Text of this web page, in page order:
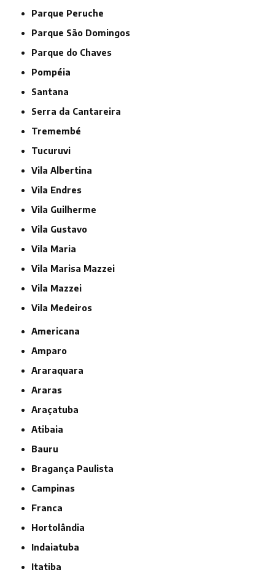
Parque Peruche
Parque São Domingos
Parque do Chaves
Pompéia
Santana
Serra da Cantareira
Tremembé
Tucuruvi
Vila Albertina
Vila Endres
Vila Guilherme
Vila Gustavo
Vila Maria
Vila Marisa Mazzei
Vila Mazzei
Vila Medeiros
Americana
Amparo
Araraquara
Araras
Araçatuba
Atibaia
Bauru
Bragança Paulista
Campinas
Franca
Hortolândia
Indaiatuba
Itatiba